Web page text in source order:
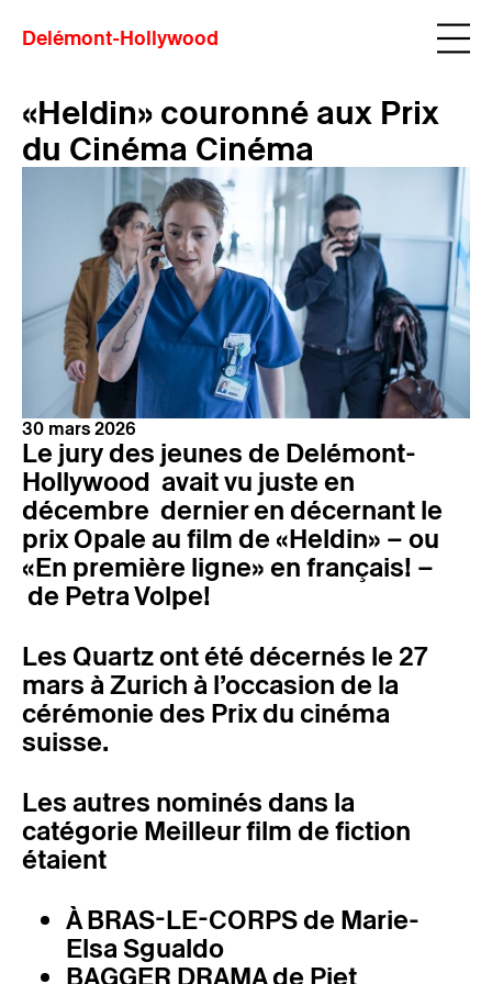
Delémont-Hollywood
«Heldin» couronné aux Prix
du Cinéma Cinéma
30 mars 2026
Le jury des jeunes de Delémont-
Hollywood avait vu juste en
décembre dernier en décernant le
prix Opale au film de «Heldin» – ou
«En première ligne» en français! –
de Petra Volpe!
Les Quartz ont été décernés le 27
mars à Zurich à l’occasion de la
cérémonie des Prix du cinéma
suisse.
Les autres nominés dans la
catégorie Meilleur film de fiction
étaient
À BRAS-LE-CORPS de Marie-
Elsa Sgualdo
BAGGER DRAMA de Piet